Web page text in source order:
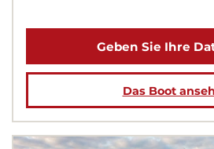
Geben Sie Ihre
Das Boot